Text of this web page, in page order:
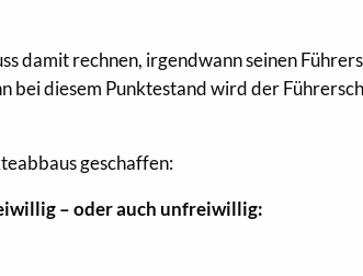
damit rechnen, irgendwann seinen
bei diesem Punktestand wird der
geschaffen:
– oder auch unfreiwillig: